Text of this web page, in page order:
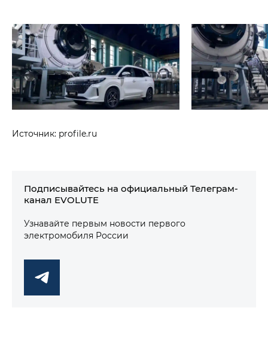
Источник: profile.ru
Подписывайтесь на официальный Телеграм-
канал EVOLUTE
Узнавайте первым новости первого
электромобиля России